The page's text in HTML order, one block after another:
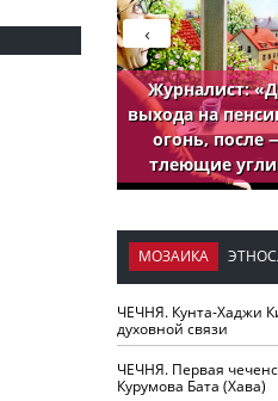
Журналист:
выхода на
огонь, после
тлеющие
‹
МОЗАИКА
ЧЕЧНЯ. Кунта-Хаджи
духовной связи
ЧЕЧНЯ. Первая
Курумова Бата (Хава)